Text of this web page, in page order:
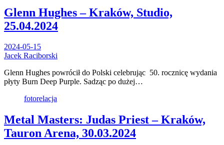
Glenn Hughes – Kraków, Studio,
25.04.2024
2024-05-15
Jacek Raciborski
Glenn Hughes powrócił do Polski celebrując 50. rocznicę wydania
płyty Burn Deep Purple. Sadząc po dużej…
fotorelacja
Metal Masters: Judas Priest – Kraków,
Tauron Arena, 30.03.2024